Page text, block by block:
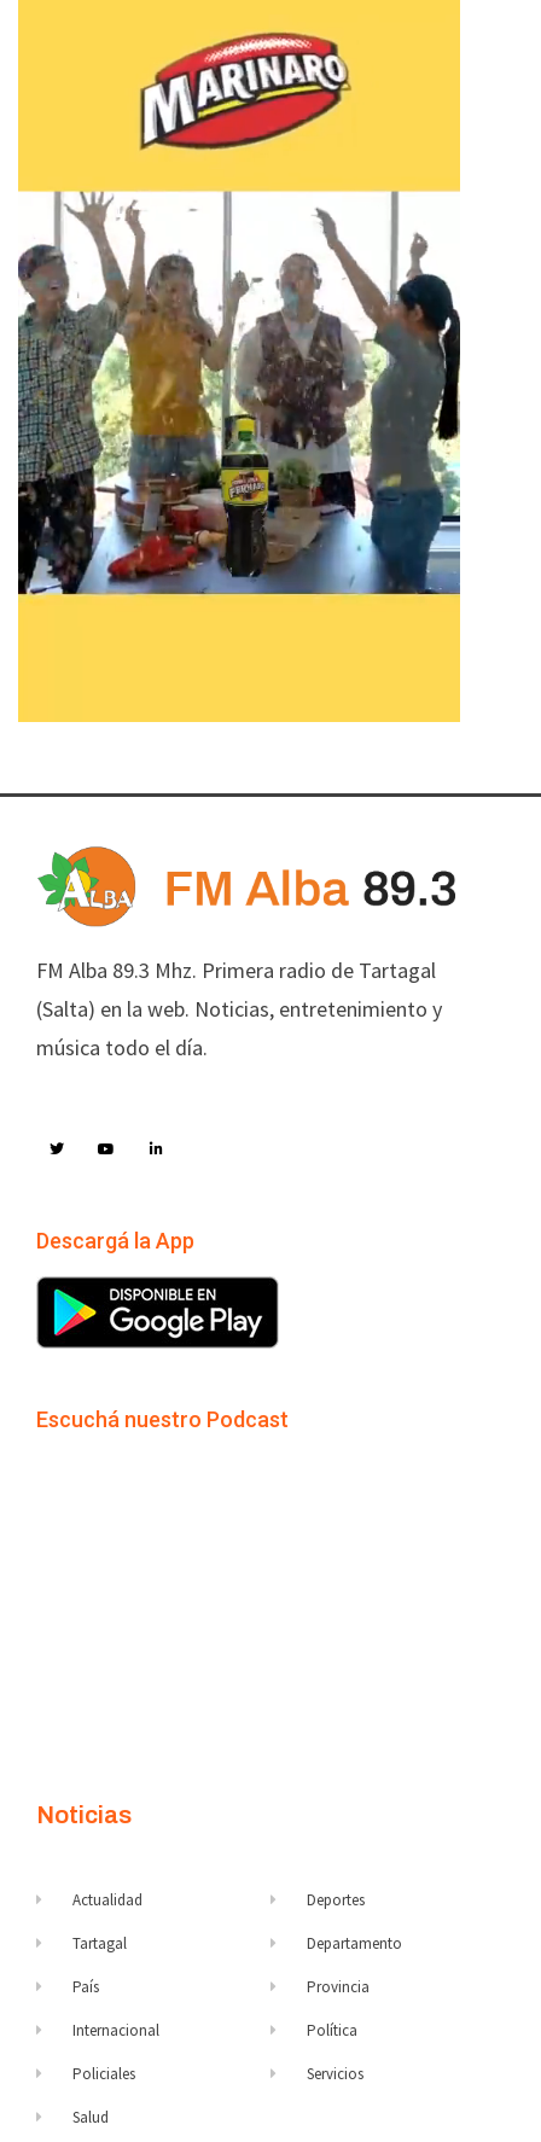
FM Alba 89.3 Mhz. Primera radio de Tartagal
(Salta) en la web. Noticias, entretenimiento y
música todo el día.
Descargá la App
Escuchá nuestro Podcast
Noticias
Actualidad
Tartagal
País
Internacional
Policiales
Salud
Deportes
Departamento
Provincia
Política
Servicios